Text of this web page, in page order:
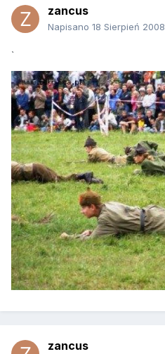
zancus
Napisano 18 Sierpień 2008
`
zancus